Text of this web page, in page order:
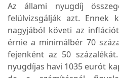
Az állami nyugdíj
felülvizsgálják azt. Ennek
nagyjából követi az
érnie a minimálbér 70
fejenként az 50
nyugdíjas havi 1035 eurót